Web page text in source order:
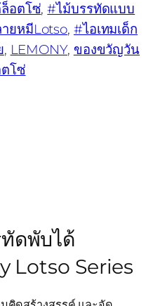
อตโซ่, #ไม้บรรทัดแบบ
ยหมีLotso, #ไอเทมเด็ก
, LEMONY, ของขวัญวัน
โซ่
ดพับได้
Lotso Series